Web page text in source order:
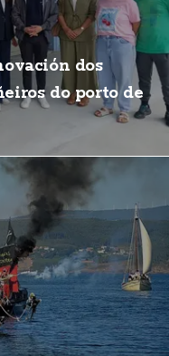
dos
do porto de